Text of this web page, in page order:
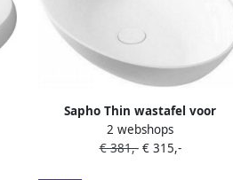
Sapho Thin wastafel voor
werkblad Rockstone 60x40 cm
wit mat
2 webshops
€ 381,-€ 315,-